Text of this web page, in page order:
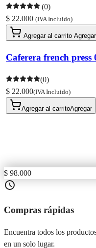
(0)
$ 22.000 (IVA Incluido)
Agregar al carrito Agregar
Caferera french press
(0)
$ 22.000(IVA Incluido)
Agregar al carritoAgregar
$ 98.000
Compras rápidas
Encuentra todos los
en un solo lugar.